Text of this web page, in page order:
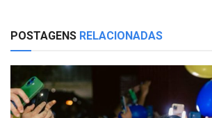
POSTAGENS RELACIONADAS